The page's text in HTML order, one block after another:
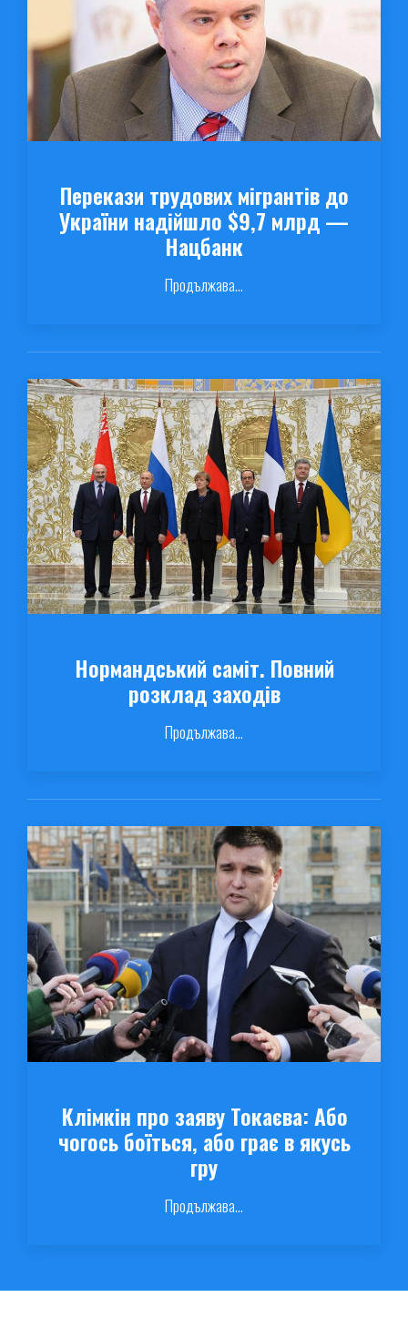
Перекази трудових мігрантів до
України надійшло $9,7 млрд —
Нацбанк
Продължава...
Нормандський саміт. Повний
розклад заходів
Продължава...
Клімкін про заяву Токаєва: Або
чогось боїться, або грає в якусь
гру
Продължава...